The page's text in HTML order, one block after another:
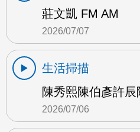
莊文凱 FM AM
2026/07/07
生活掃描
陳秀熙陳伯彥許辰
2026/07/06